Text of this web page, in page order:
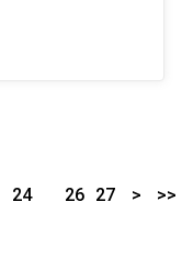
24
26 27 > >>